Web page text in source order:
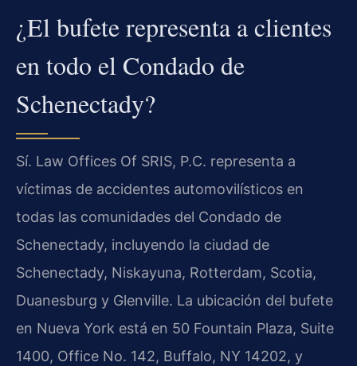
¿El bufete representa a clientes
en todo el Condado de
Schenectady?
Sí. Law Offices Of SRIS, P.C. representa a
víctimas de accidentes automovilísticos en
todas las comunidades del Condado de
Schenectady, incluyendo la ciudad de
Schenectady, Niskayuna, Rotterdam, Scotia,
Duanesburg y Glenville. La ubicación del bufete
en Nueva York está en 50 Fountain Plaza, Suite
1400, Office No. 142, Buffalo, NY 14202, y